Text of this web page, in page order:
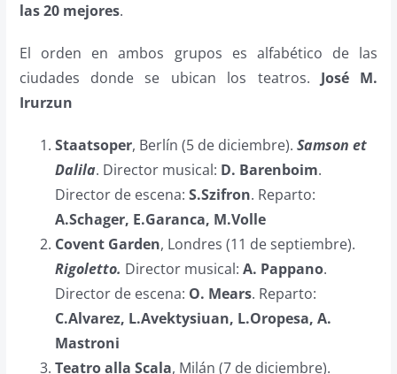
las 20 mejores.
El orden en ambos grupos es alfabético de las
ciudades donde se ubican los teatros. José M.
Irurzun
Staatsoper, Berlín (5 de diciembre). Samson et
Dalila. Director musical: D. Barenboim.
Director de escena: S.Szifron. Reparto:
A.Schager, E.Garanca, M.Volle
Covent Garden, Londres (11 de septiembre).
Rigoletto. Director musical: A. Pappano.
Director de escena: O. Mears. Reparto:
C.Alvarez, L.Avektysiuan, L.Oropesa, A.
Mastroni
Teatro alla Scala, Milán (7 de diciembre).